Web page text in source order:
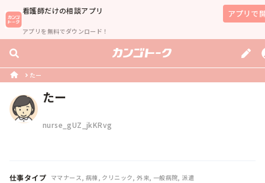
看護師だけの相談アプリ
アプリを無料でダウンロード！
アプリで
たー
たー
nurse_gUZ_jkKRvg
仕事タイプ ママナース, 病棟, クリニック, 外来, 一般病院, 派遣